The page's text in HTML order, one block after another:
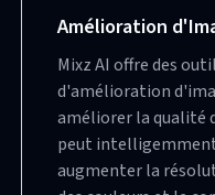
Amélioration
Mixz AI offre des
d'amélioration
améliorer la qualité
peut
augmenter la